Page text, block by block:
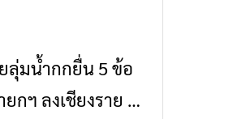
ร์ตจากศิลปินชื่อ
ข่าวเชียงราย
ลุ่มน้ำกกยื่น 5 ข้อ
กฯ ลงเชียงราย แก้